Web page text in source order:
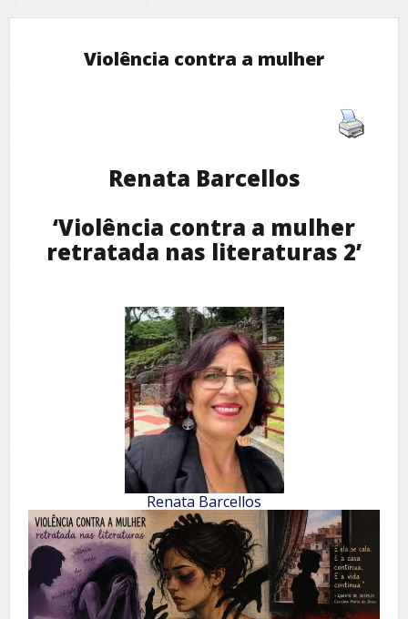
Violência contra a mulher
Renata Barcellos
‘Violência contra a mulher
retratada nas literaturas 2’
Renata Barcellos